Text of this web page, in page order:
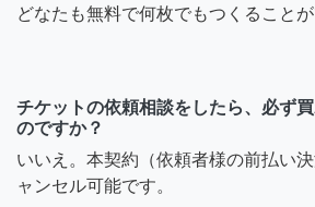
どなたも無料で何枚でもつくることが
チケットの依頼相談をしたら、必ず
のですか？
いいえ。本契約（依頼者様の前払い
ャンセル可能です。